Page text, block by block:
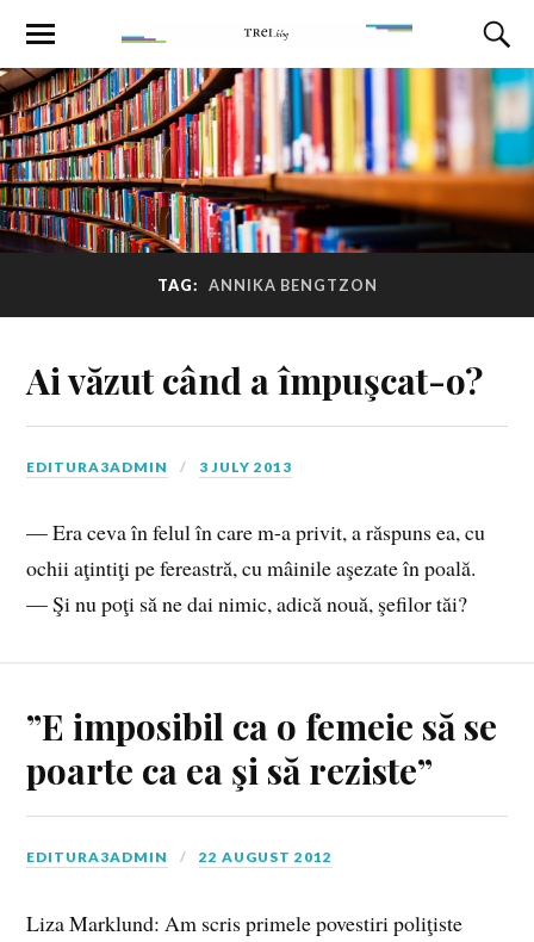
TAG: ANNIKA BENGTZON
Ai văzut când a împuşcat-o?
EDITURA3ADMIN 3 JULY 2013
— Era ceva în felul în care m-a privit, a răspuns ea, cu
ochii aţintiţi pe fereastră, cu mâinile aşezate în poală.
— Şi nu poţi să ne dai nimic, adică nouă, şefilor tăi?
”E imposibil ca o femeie să se
poarte ca ea şi să reziste”
EDITURA3ADMIN 22 AUGUST 2012
Liza Marklund: Am scris primele povestiri poliţiste